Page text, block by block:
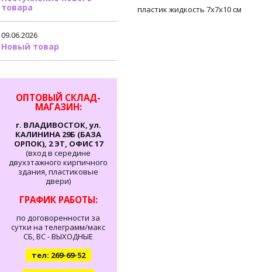
товара
09.06.2026
Новый товар
ОПТОВЫЙ СКЛАД-
МАГАЗИН:
г. ВЛАДИВОСТОК, ул.
КАЛИНИНА 29Б (БАЗА
ОРПОК), 2 ЭТ, ОФИС 17
(вход в середине
двухэтажного кирпичного
здания, пластиковые
двери)
ГРАФИК РАБОТЫ:
по договоренности за
сутки на телеграмм/макс
СБ, ВС - ВЫХОДНЫЕ
тел: 269-69-52
пластик жидкость 7х7х10 см